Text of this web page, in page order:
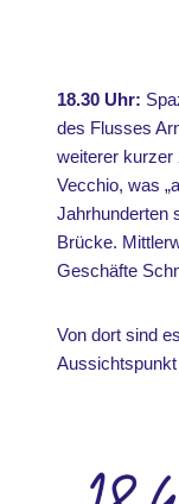
18.30 Uhr:
des Flusses
weiterer kurzer
Vecchio, was
Jahrhunderten
Brücke.
Geschäfte
Von dort sind